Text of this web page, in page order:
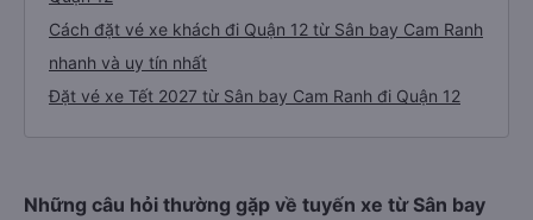
Cách đặt vé xe khách đi Quận 12 từ Sân bay Cam Ranh
nhanh và uy tín nhất
Đặt vé xe Tết 2027 từ Sân bay Cam Ranh đi Quận 12
Những câu hỏi thường gặp về tuyến xe từ Sân bay